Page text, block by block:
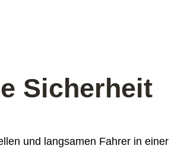
Sicherheit
und langsamen Fahrer in einer